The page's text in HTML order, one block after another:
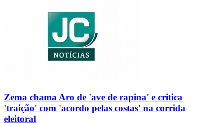
Zema chama Aro de 'ave de rapina' e critica
'traição' com 'acordo pelas costas' na corrida
eleitoral